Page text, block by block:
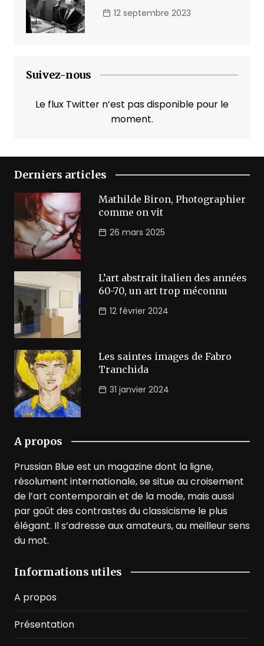
12 septembre 2023
Suivez-nous
Le flux Twitter n’est pas disponible pour le
moment.
Derniers articles
Mathilde Biron, Photographier
comme on vit
26 mars 2025
L’art abstrait italien des années
60-70, un art trop méconnu
12 février 2024
Les saintes images de Fabro
Tranchida
31 janvier 2024
A propos
Prussian Blue est un magazine dont la ligne,
résolument internationale, se situe au croisement
de l’art contemporain et de la mode, mais aussi
par goût des contrastes du classicisme le plus
élégant. Il s’adresse aux amateurs, au meilleur sens
du mot.
Informations utiles
A propos
Présentation